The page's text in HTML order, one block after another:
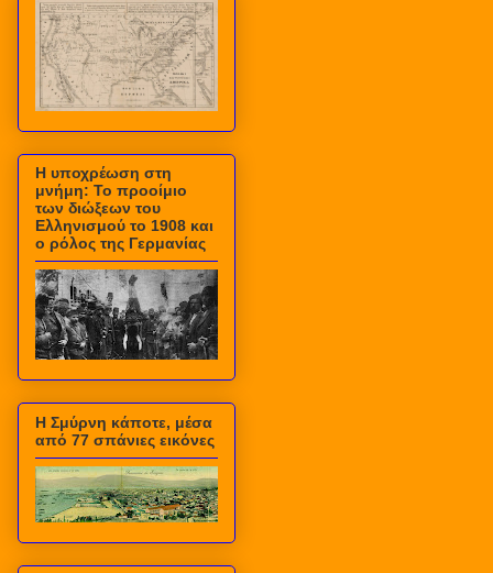
Η υποχρέωση στη
μνήμη: Το προοίμιο
των διώξεων του
Ελληνισμού το 1908 και
ο ρόλος της Γερμανίας
Η Σμύρνη κάποτε, μέσα
από 77 σπάνιες εικόνες